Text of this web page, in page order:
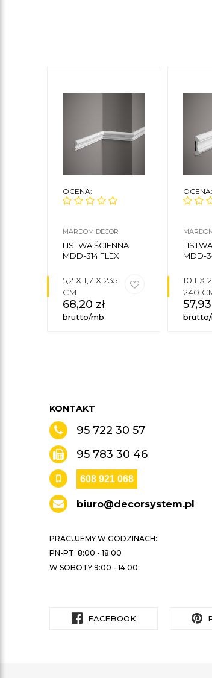
OCENA:
MARDOM DECOR
LISTWA ŚCIENNA
MDD-314 FLEX
5,2 X 1,7 X 235
CM
68,20 zł
brutto/mb
OCENA:
MDD-
10,1 X
240
57,93
KONTAKT
95 722 30 57
95 783 30 46
608 921 068
biuro@decorsystem.pl
PRACUJEMY W GODZINACH:
PN-PT: 8:00 - 18:00
W SOBOTY 9:00 - 14:00
FACEBOOK